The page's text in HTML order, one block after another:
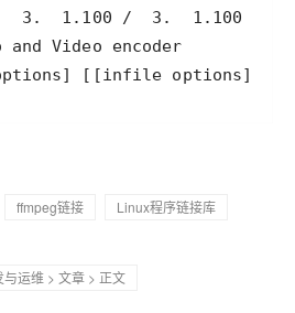
[options] [[infile
ffmpeg链接
Linux程序链接库
与运维 > 文章 > 正文